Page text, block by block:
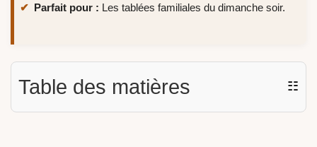
Parfait pour : Les tablées familiales du dimanche soir.
Table des matières ☷